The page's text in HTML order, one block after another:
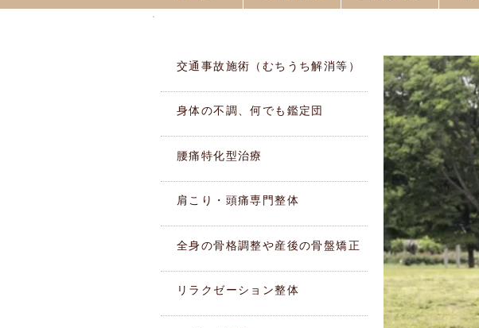
交通事故施術（むちうち解消等）
身体の不調、何でも鑑定団
腰痛特化型治療
肩こり・頭痛専門整体
全身の骨格調整や産後の骨盤矯正
リラクゼーション整体